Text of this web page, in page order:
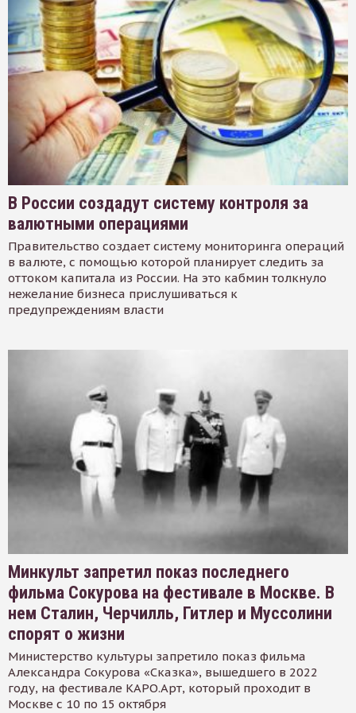
В России создадут систему контроля за
валютными операциями
Правительство создает систему мониторинга операций
в валюте, с помощью которой планирует следить за
оттоком капитала из России. На это кабмин толкнуло
нежелание бизнеса прислушиваться к
предупреждениям власти
Минкульт запретил показ последнего
фильма Сокурова на фестивале в Москве. В
нем Сталин, Черчилль, Гитлер и Муссолини
спорят о жизни
Министерство культуры запретило показ фильма
Александра Сокурова «Сказка», вышедшего в 2022
году, на фестивале КАРО.Арт, который проходит в
Москве с 10 по 15 октября